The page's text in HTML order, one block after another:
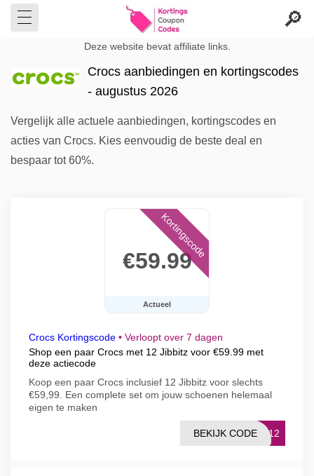
Deze website bevat affiliate links.
Crocs aanbiedingen en kortingscodes
- augustus 2026
Vergelijk alle actuele aanbiedingen, kortingscodes en
acties van Crocs. Kies eenvoudig de beste deal en
bespaar tot 60%.
€59.99
Actueel
Kortingscode
Crocs Kortingscode • Verloopt over 7 dagen
Shop een paar Crocs met 12 Jibbitz voor €59.99 met
deze actiecode
Koop een paar Crocs inclusief 12 Jibbitz voor slechts
€59,99. Een complete set om jouw schoenen helemaal
eigen te maken
IC12
BEKIJK CODE